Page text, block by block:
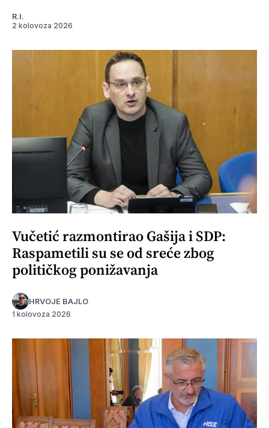
R.I.
2 kolovoza 2026
Vučetić razmontirao Gašija i SDP:
Raspametili su se od sreće zbog
političkog ponižavanja
HRVOJE BAJLO
1 kolovoza 2026